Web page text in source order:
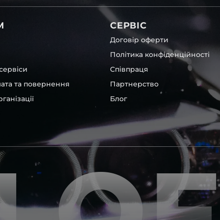
та унікальні.
офісі та оптовому
– на всіх
– для швидкої
будь-які
і пару чи комплект.
перевіряють та
та повернення
СЕРВІС
Договір оферти
Політика конфіденційності
Співпраця
Партнерство
Блог